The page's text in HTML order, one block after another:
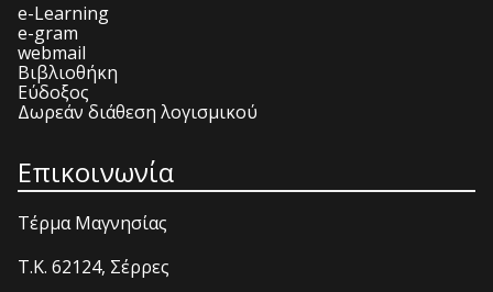
e-Learning
e-gram
webmail
Βιβλιοθήκη
Εύδοξος
Δωρεάν διάθεση λογισμικού
Επικοινωνία
Τέρμα Μαγνησίας
T.K. 62124, Σέρρες